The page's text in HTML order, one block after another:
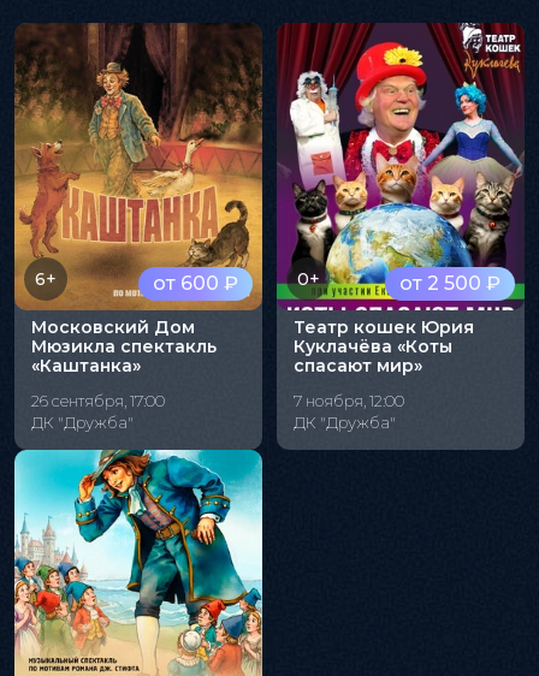
от 600 ₽
6+
Московский Дом
Мюзикла спектакль
«Каштанка»
26 сентября, 17:00
ДК "Дружба"
от 2 500 ₽
0+
Театр кошек Юрия
Куклачёва «Коты
спасают мир»
7 ноября, 12:00
ДК "Дружба"